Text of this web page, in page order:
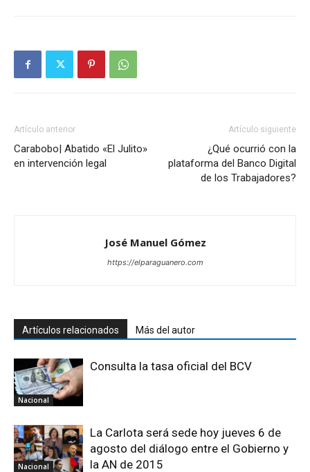
Artículo anterior
Carabobo| Abatido «El Julito»
en intervención legal
Artículo siguiente
¿Qué ocurrió con la
plataforma del Banco Digital
de los Trabajadores?
José Manuel Gómez
https://elparaguanero.com
Artículos relacionados Más del autor
Nacional
Consulta la tasa oficial del BCV
Nacional
La Carlota será sede hoy jueves 6 de
agosto del diálogo entre el Gobierno y
la AN de 2015